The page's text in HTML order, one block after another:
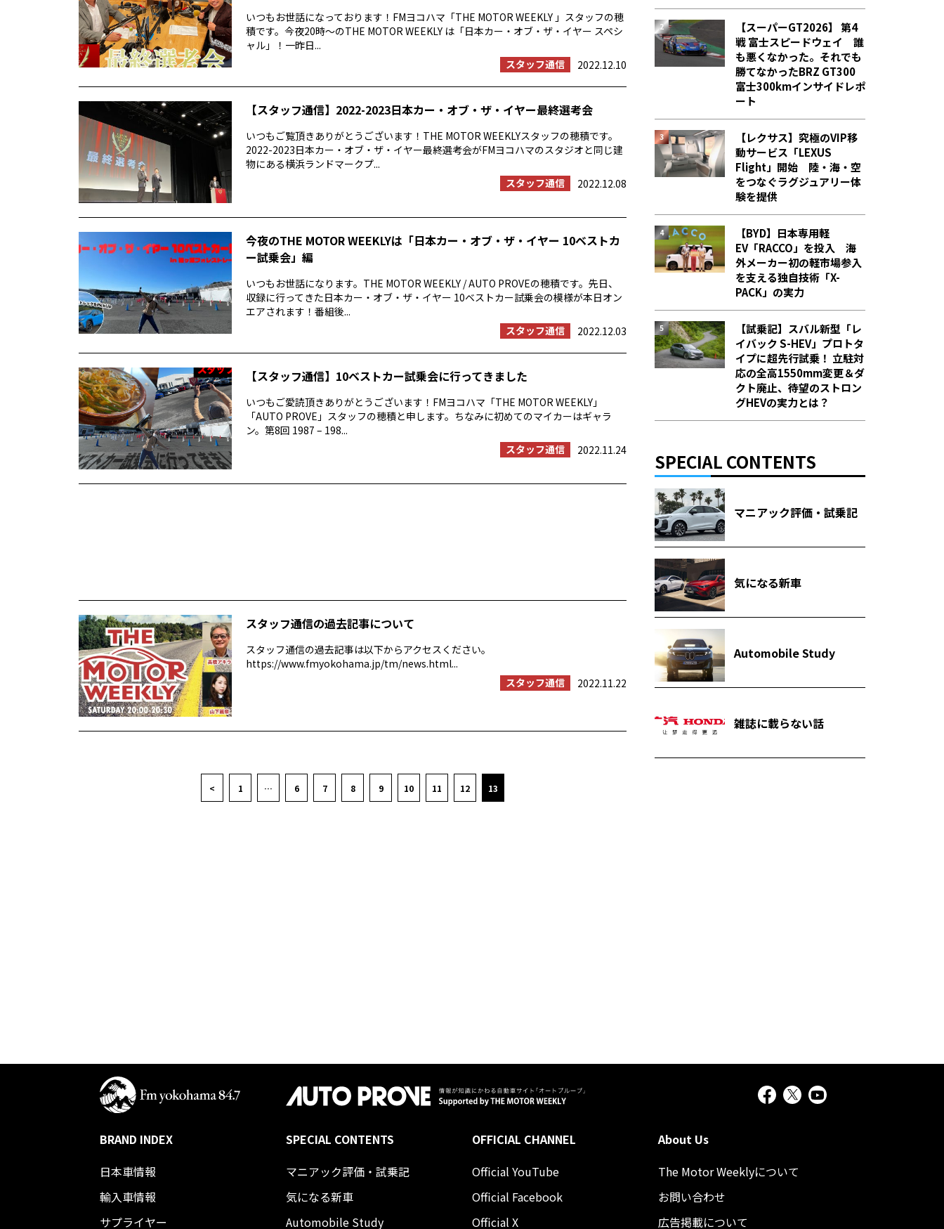
いつもお世話になっております！FMヨコハマ「THE MOTOR WEEKLY 」スタッフの穂
積です。今夜20時〜のTHE MOTOR WEEKLY は「日本カー・オブ・ザ・イヤー スペシ
ャル」！一昨日...
スタッフ通信
2022.12.10
【スタッフ通信】2022-2023日本カー・オブ・ザ・イヤー最終選考会
いつもご覧頂きありがとうございます！THE MOTOR WEEKLYスタッフの穂積です。
2022-2023日本カー・オブ・ザ・イヤー最終選考会がFMヨコハマのスタジオと同じ建
物にある横浜ランドマークプ...
スタッフ通信
2022.12.08
今夜のTHE MOTOR WEEKLYは「日本カー・オブ・ザ・イヤー 10ベストカ
ー試乗会」編
いつもお世話になります。THE MOTOR WEEKLY / AUTO PROVEの穂積です。先日、
収録に行ってきた日本カー・オブ・ザ・イヤー 10ベストカー試乗会の模様が本日オン
エアされます！番組後...
スタッフ通信
2022.12.03
【スタッフ通信】10ベストカー試乗会に行ってきました
いつもご愛読頂きありがとうございます！FMヨコハマ「THE MOTOR WEEKLY」
「AUTO PROVE」スタッフの穂積と申します。ちなみに初めてのマイカーはギャラ
ン。第8回 1987 – 198...
スタッフ通信
2022.11.24
スタッフ通信の過去記事について
スタッフ通信の過去記事は以下からアクセスください。
https://www.fmyokohama.jp/tm/news.html...
スタッフ通信
2022.11.22
< 1 … 6 7 8 9 10 11 12 13
【スーパーGT2026】 第4
戦 富士スピードウェイ 誰
も悪くなかった。それでも
勝てなかった――BRZ GT300
富士300kmインサイドレポ
ート
【レクサス】究極のVIP移
動サービス「LEXUS
Flight」開始 陸・海・空
をつなぐラグジュアリー体
験を提供
【BYD】日本専用軽
EV「RACCO」を投入 海
外メーカー初の軽市場参入
を支える独自技術「X-
PACK」の実力
【試乗記】スバル新型「レ
イバック S-HEV」プロトタ
イプに超先行試乗！ 立駐対
応の全高1550mm変更＆ダ
クト廃止、待望のストロン
グHEVの実力とは？
SPECIAL CONTENTS
マニアック評価・試乗記
気になる新車
Automobile Study
雑誌に載らない話
BRAND INDEX
日本車情報​
輸入車情報
サプライヤー
SPECIAL CONTENTS
マニアック評価・試乗記
気になる新車
Automobile Study
OFFICIAL CHANNEL
Official YouTube
Official Facebook
Official X
About Us
The Motor Weeklyについて
お問い合わせ
広告掲載について